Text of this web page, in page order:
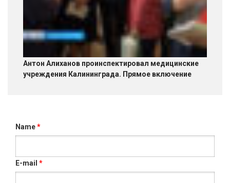
Антон Алиханов проинспектировал медицинские
учреждения Калининграда. Прямое включение
Name*
E-mail *